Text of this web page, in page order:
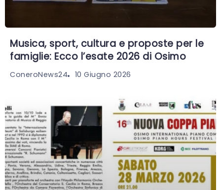
Musica, sport, cultura e proposte per le
famiglie: Ecco l’esate 2026 di Osimo
ConeroNews24 10 Giugno 2026